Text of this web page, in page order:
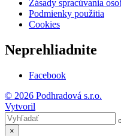
Zásady spracúvania
Podmienky použitia
Cookies
Neprehliadnite
Facebook
© 2026 Podhradová s.r.o.
Vytvoril
×